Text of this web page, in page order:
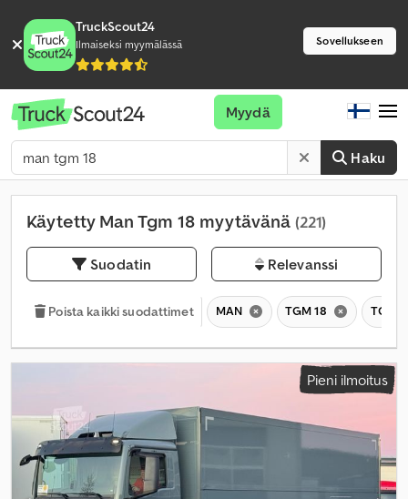
TruckScout24
Ilmaiseksi myymälässä Sovellukseen
Haku
Myydä
Käytetty Man Tgm 18 myytävänä (221)
Suodatin Relevanssi
Poista kaikki suodattimet MAN TGM 18 TGM
Pieni ilmoitus